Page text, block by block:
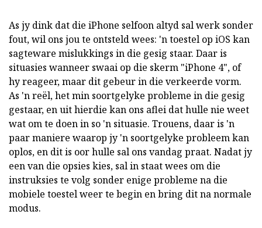
As jy dink dat die iPhone selfoon altyd sal werk sonder
fout, wil ons jou te ontsteld wees: 'n toestel op iOS kan
sagteware mislukkings in die gesig staar. Daar is
situasies wanneer swaai op die skerm "iPhone 4", of
hy reageer, maar dit gebeur in die verkeerde vorm.
As 'n reël, het min soortgelyke probleme in die gesig
gestaar, en uit hierdie kan ons aflei dat hulle nie weet
wat om te doen in so 'n situasie. Trouens, daar is 'n
paar maniere waarop jy 'n soortgelyke probleem kan
oplos, en dit is oor hulle sal ons vandag praat. Nadat jy
een van die opsies kies, sal in staat wees om die
instruksies te volg sonder enige probleme na die
mobiele toestel weer te begin en bring dit na normale
modus.